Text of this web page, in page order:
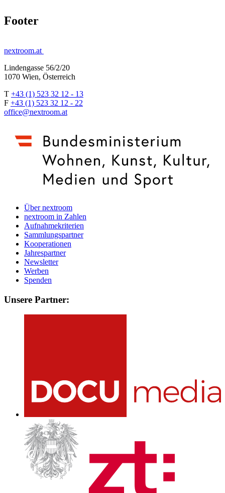
Footer
nextroom.at
Lindengasse 56/2/20
1070 Wien, Österreich
T +43 (1) 523 32 12 - 13
F +43 (1) 523 32 12 - 22
office@nextroom.at
Über nextroom
nextroom in Zahlen
Aufnahmekriterien
Sammlungspartner
Kooperationen
Jahrespartner
Newsletter
Werben
Spenden
Unsere Partner: